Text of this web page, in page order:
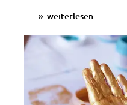
weiterlesen